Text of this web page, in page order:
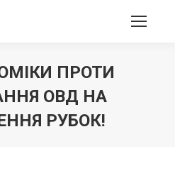
ПРОТИ
ОВД НА
РУБОК!